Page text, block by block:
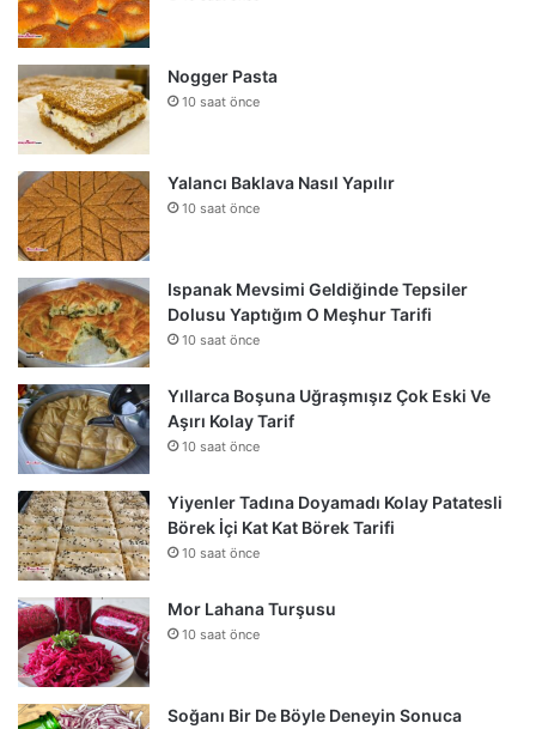
Nogger Pasta
10 saat önce
Yalancı Baklava Nasıl Yapılır
10 saat önce
Ispanak Mevsimi Geldiğinde Tepsiler
Dolusu Yaptığım O Meşhur Tarifi
10 saat önce
Yıllarca Boşuna Uğraşmışız Çok Eski Ve
Aşırı Kolay Tarif
10 saat önce
Yiyenler Tadına Doyamadı Kolay Patatesli
Börek İçi Kat Kat Börek Tarifi
10 saat önce
Mor Lahana Turşusu
10 saat önce
Soğanı Bir De Böyle Deneyin Sonuca